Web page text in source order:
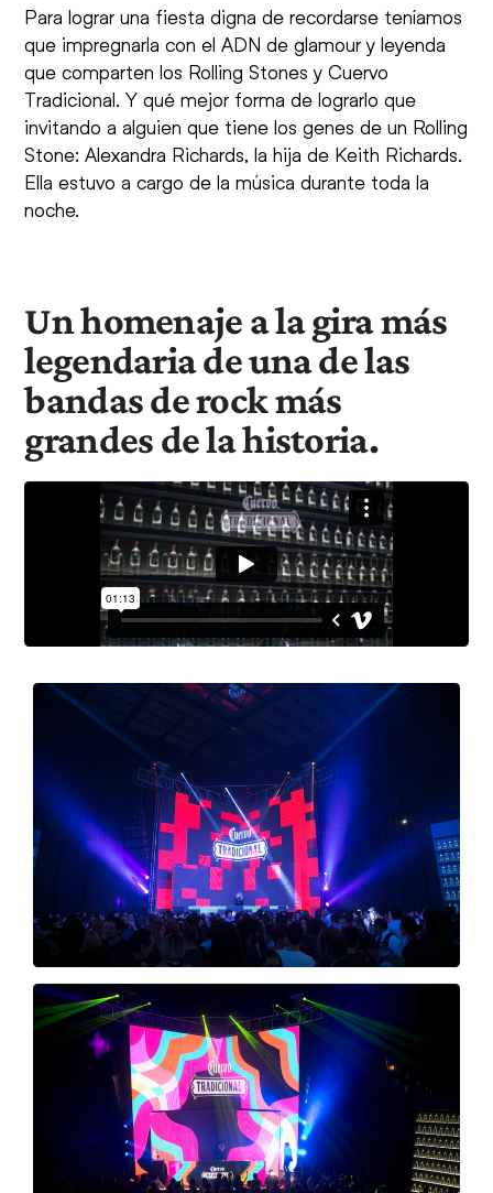
Para lograr una fiesta digna de recordarse teníamos
que impregnarla con el ADN de glamour y leyenda
que comparten los Rolling Stones y Cuervo
Tradicional. Y qué mejor forma de lograrlo que
invitando a alguien que tiene los genes de un Rolling
Stone: Alexandra Richards, la hija de Keith Richards.
Ella estuvo a cargo de la música durante toda la
noche.
Un homenaje a la gira más
legendaria de una de las
bandas de rock más
grandes de la historia.